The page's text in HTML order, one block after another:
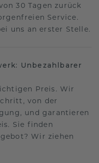
30 Tagen zurück
Service.
uns an erster Stelle.
Unbezahlbarer
Preis. Wir
von der
und garantieren
Sie finden
Wir ziehen